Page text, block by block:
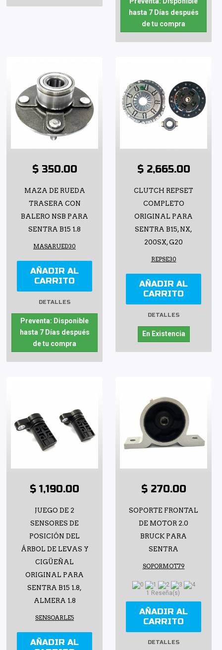
hasta 7 Días después
de tu compra
$ 350.00
MAZA DE RUEDA
TRASERA CON
BALERO NSB PARA
SENTRA B15 1.8
MASARUED30
AÑADIR AL
CARRITO
DETALLES
Preventa: Disponible
hasta 7 Días después
de tu compra
$ 2,665.00
CLUTCH REPSET
COMPLETO
ORIGINAL PARA
SENTRA B15, NX,
200SX, G20
REPSE30
AÑADIR AL
CARRITO
DETALLES
En Existencia
$ 1,190.00
JUEGO DE 2
SENSORES DE
POSICIÓN DEL
ÁRBOL DE LEVAS Y
CIGÜEÑAL
ORIGINAL PARA
SENTRA B15 1.8,
ALMERA 1.8
SENSOARLE5
AÑADIR AL
$ 270.00
SOPORTE FRONTAL
DE MOTOR 2.0
BRUCK PARA
SENTRA
SOPORMOT79
1 Reseña(s)
AÑADIR AL
CARRITO
DETALLES